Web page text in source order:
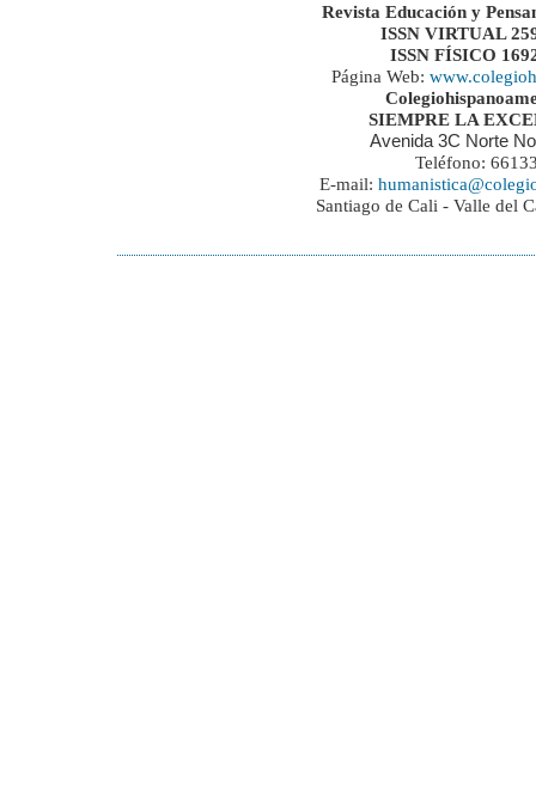
Revista Educación y
ISSN VIRTUAL
ISSN FÍSICO
Página Web:
SIEMPRE LA
Avenida 3C Norte
Teléfono:
E-mail:
Santiago de Cali - Valle del